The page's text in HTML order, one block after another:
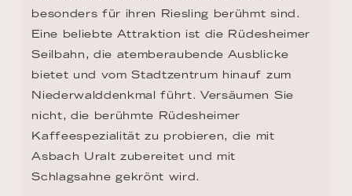
besonders für ihren Riesling berühmt sind.
Eine beliebte Attraktion ist die Rüdesheimer
Seilbahn, die atemberaubende Ausblicke
bietet und vom Stadtzentrum hinauf zum
Niederwalddenkmal führt. Versäumen Sie
nicht, die berühmte Rüdesheimer
Kaffeespezialität zu probieren, die mit
Asbach Uralt zubereitet und mit
Schlagsahne gekrönt wird.